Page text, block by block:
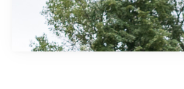
1 od 4